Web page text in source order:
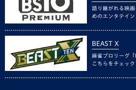
語り継がれる映
めのエンタテイ
BEAST X
麻雀プロリーグ
こちらをチェック